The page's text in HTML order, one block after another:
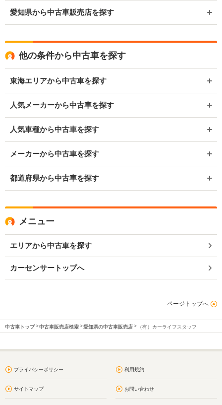
愛知県から中古車販売店を探す
他の条件から中古車を探す
東海エリアから中古車を探す
人気メーカーから中古車を探す
人気車種から中古車を探す
メーカーから中古車を探す
都道府県から中古車を探す
メニュー
エリアから中古車を探す
カーセンサートップへ
ページトップへ
中古車トップ 中古車販売店検索 愛知県の中古車販売店 （有）カーライフスタッフ
プライバシーポリシー 利用規約
サイトマップ お問い合わせ